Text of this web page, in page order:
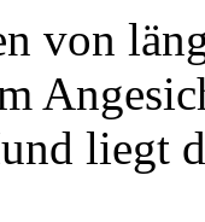
von
liegt